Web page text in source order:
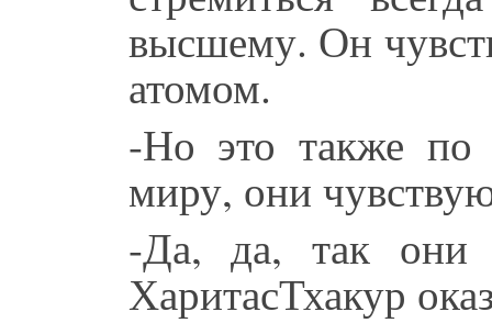
высшему. Он
атомом.
-Но это также
миру, они
-Да, да, так они
ХаритасТхакур